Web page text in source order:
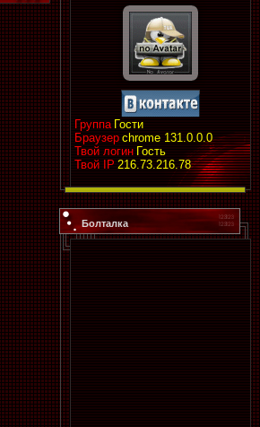
Группа Гости
Браузер chrome 131.0.0.0
Твой логин Гость
Твой IP 216.73.216.78
Болталка